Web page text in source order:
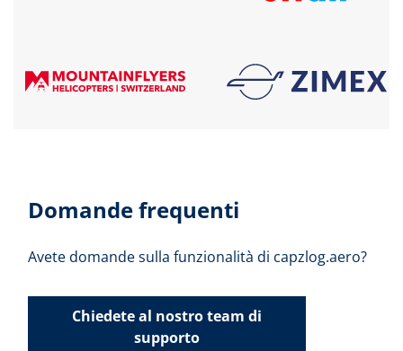
Domande frequenti
Avete domande sulla funzionalità di capzlog.aero?
Chiedete al nostro team di
supporto